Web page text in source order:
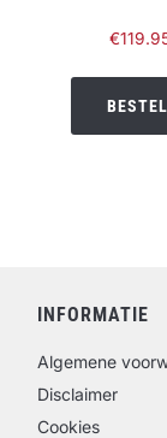
€
BESTEL
INFORMATIE
Algemene
Disclaimer
Cookies